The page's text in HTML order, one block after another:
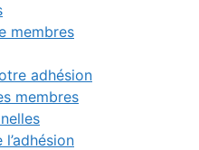
membres
adhésion
membres